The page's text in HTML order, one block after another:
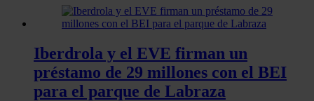
Iberdrola y el EVE firman un
préstamo de 29 millones con el BEI
para el parque de Labraza